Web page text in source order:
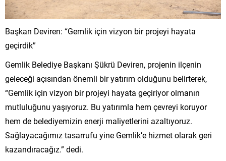
Başkan Deviren: “Gemlik için vizyon bir projeyi hayata
geçirdik”
Gemlik Belediye Başkanı Şükrü Deviren, projenin ilçenin
geleceği açısından önemli bir yatırım olduğunu belirterek,
“Gemlik için vizyon bir projeyi hayata geçiriyor olmanın
mutluluğunu yaşıyoruz. Bu yatırımla hem çevreyi koruyor
hem de belediyemizin enerji maliyetlerini azaltıyoruz.
Sağlayacağımız tasarrufu yine Gemlik’e hizmet olarak geri
kazandıracağız.” dedi.